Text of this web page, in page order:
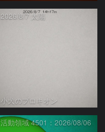
2026/8/7 太陽
小犬のプロキオン
活動領域 4501：2026/08/06